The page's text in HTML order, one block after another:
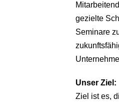
gezielte
Seminare
Unser Ziel:
Ziel ist es,